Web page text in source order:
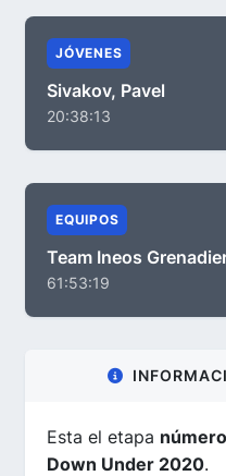
JÓVENES
Sivakov, Pavel
20:38:13
EQUIPOS
Team Ineos
61:53:19
Esta el etapa
Down Under 2020.